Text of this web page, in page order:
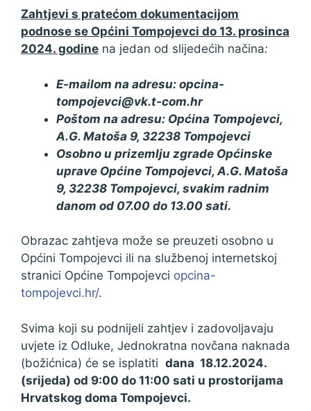
Zahtjevi s pratećom dokumentacijom
podnose se Općini Tompojevci do 13. prosinca
2024. godine na jedan od slijedećih načina:
E-mailom na adresu: opcina-
tompojevci@vk.t-com.hr
Poštom na adresu: Općina Tompojevci,
A.G. Matoša 9, 32238 Tompojevci
Osobno u prizemlju zgrade Općinske
uprave Općine Tompojevci, A.G. Matoša
9, 32238 Tompojevci, svakim radnim
danom od 07.00 do 13.00 sati.
Obrazac zahtjeva može se preuzeti osobno u
Općini Tompojevci ili na službenoj internetskoj
stranici Općine Tompojevci opcina-
tompojevci.hr/.
Svima koji su podnijeli zahtjev i zadovoljavaju
uvjete iz Odluke, Jednokratna novčana naknada
(božićnica) će se isplatiti dana 18.12.2024.
(srijeda) od 9:00 do 11:00 sati u prostorijama
Hrvatskog doma Tompojevci.